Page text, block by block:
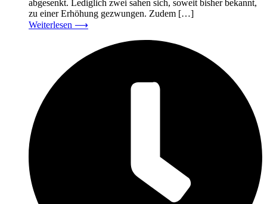
abgesenkt. Lediglich zwei sahen sich, soweit bisher bekannt,
zu einer Erhöhung gezwungen. Zudem […]
Weiterlesen ⟶